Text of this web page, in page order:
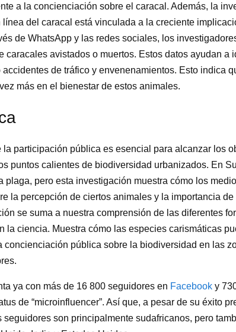
a la concienciación sobre el caracal. Además, la
del caracal está vinculada a la creciente
de WhatsApp y las redes sociales, los
caracales avistados o muertos. Estos datos ayudan a
de tráfico y envenenamientos. Esto indica
más en el bienestar de estos animales.
la participación pública es esencial para alcanzar los
puntos calientes de biodiversidad urbanizados. En
plaga, pero esta investigación muestra cómo los
la percepción de ciertos animales y la importancia de
se suma a nuestra comprensión de las diferentes
la ciencia. Muestra cómo las especies carismáticas
concienciación pública sobre la biodiversidad en las
ya con más de 16 800 seguidores en Facebook y
de “microinfluencer”. Así que, a pesar de su éxito
seguidores son principalmente sudafricanos, pero